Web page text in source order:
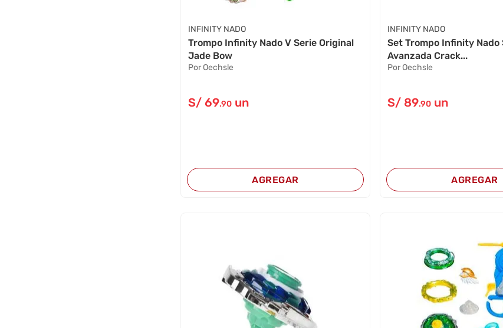
INFINITY NADO
Trompo Infinity Nado V Serie Original
Jade Bow
Por Oechsle
S/69.90 un
AGREGAR
INFINITY NADO
Set Trompo Infinity Nado Serie
Avanzada Crack...
Por Oechsle
S/ 89.90 un
AGREGAR